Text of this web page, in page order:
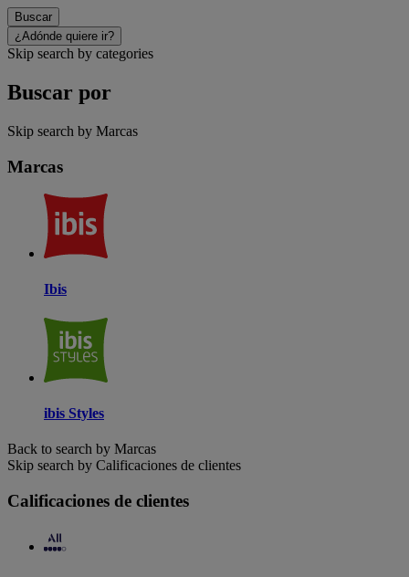
Buscar
¿Adónde quiere ir?
Skip search by categories
Buscar por
Skip search by Marcas
Marcas
Ibis
ibis Styles
Back to search by Marcas
Skip search by Calificaciones de clientes
Calificaciones de clientes